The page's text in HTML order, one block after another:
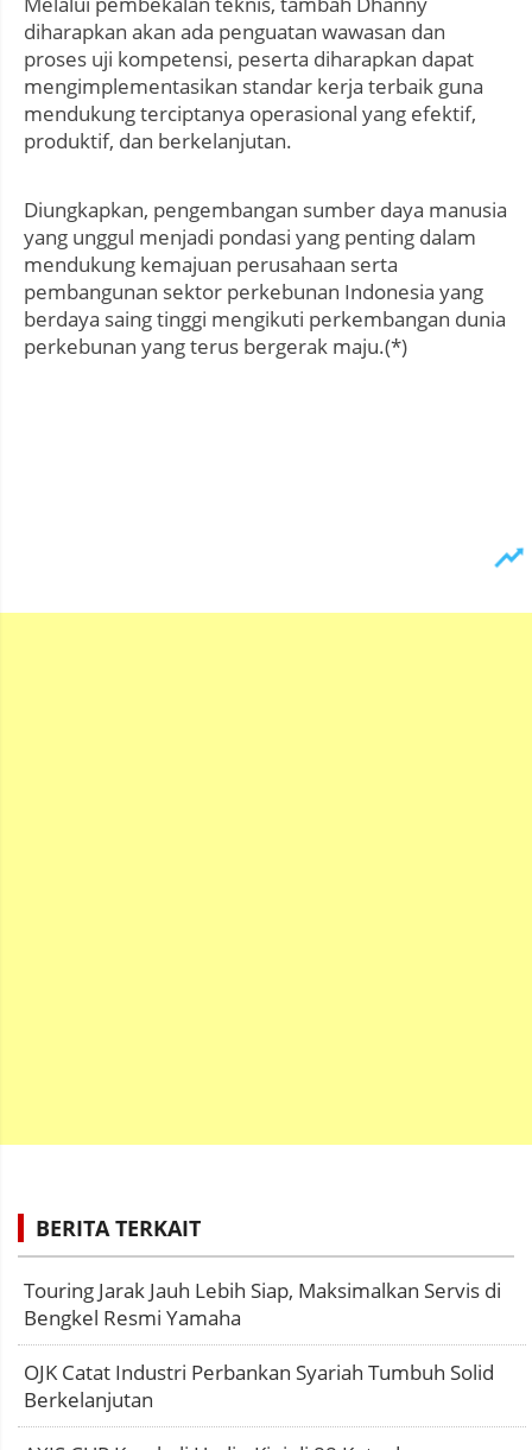
diharapkan akan ada penguatan wawasan dan
proses uji kompetensi, peserta diharapkan dapat
mengimplementasikan standar kerja terbaik guna
mendukung terciptanya operasional yang efektif,
produktif, dan berkelanjutan.
Diungkapkan, pengembangan sumber daya manusia
yang unggul menjadi pondasi yang penting dalam
mendukung kemajuan perusahaan serta
pembangunan sektor perkebunan Indonesia yang
berdaya saing tinggi mengikuti perkembangan dunia
perkebunan yang terus bergerak maju.(*)
BERITA TERKAIT
Touring Jarak Jauh Lebih Siap, Maksimalkan Servis di
Bengkel Resmi Yamaha
OJK Catat Industri Perbankan Syariah Tumbuh Solid
Berkelanjutan